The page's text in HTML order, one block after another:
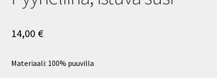
14,00 €
Materiaali: 100% puuvilla